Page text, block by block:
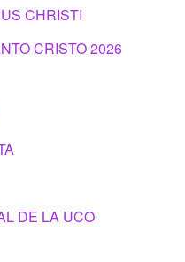
CHRISTI
CRISTO 2026
DE LA UCO